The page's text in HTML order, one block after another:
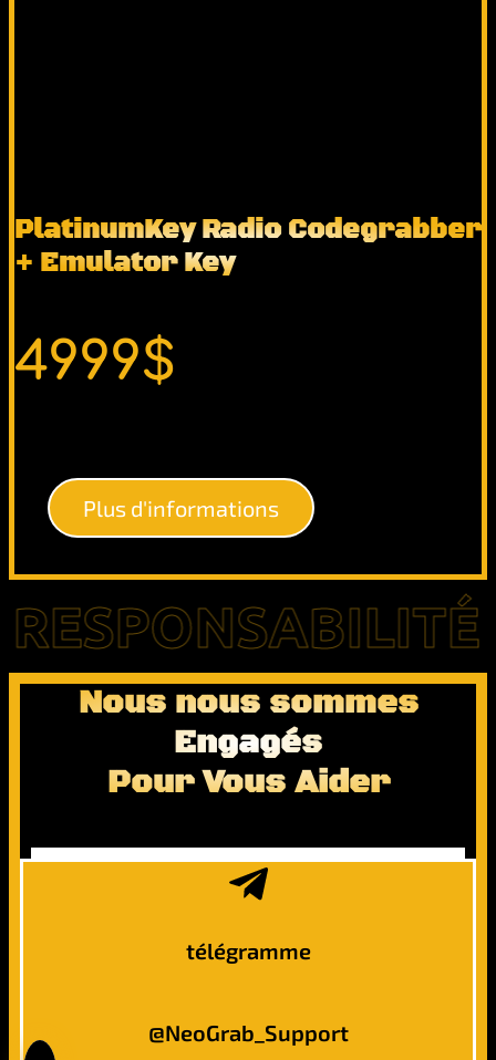
PlatinumKey Radio Codegrabber
+ Emulator Key
4999$
Plus d'informations
Nous nous sommes
Engagés
Pour Vous Aider
télégramme
@NeoGrab_Support